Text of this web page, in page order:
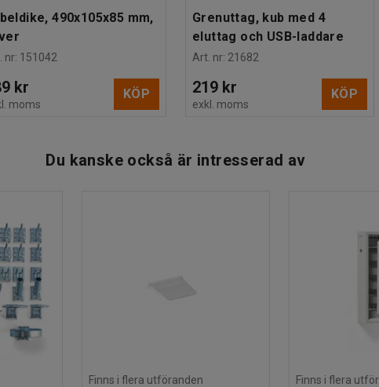
490x105x85 mm,
nr: 151042
kr
moms
KÖP
Grenuttag, kub med 4
eluttag och USB-laddare
Art. nr: 21682
219 kr
exkl. moms
KÖP
Du kanske också är intresserad av
Finns i flera utföranden Finns i flera